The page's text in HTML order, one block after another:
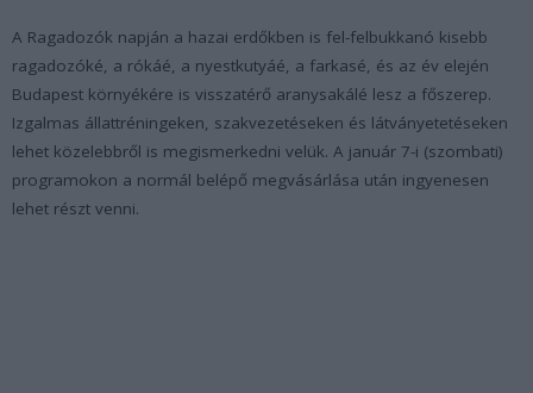
A Ragadozók napján a hazai erdőkben is fel-felbukkanó kisebb
ragadozóké, a rókáé, a nyestkutyáé, a farkasé, és az év elején
Budapest környékére is visszatérő aranysakálé lesz a főszerep.
Izgalmas állattréningeken, szakvezetéseken és látványetetéseken
lehet közelebbről is megismerkedni velük. A január 7-i (szombati)
programokon a normál belépő megvásárlása után ingyenesen
lehet részt venni.